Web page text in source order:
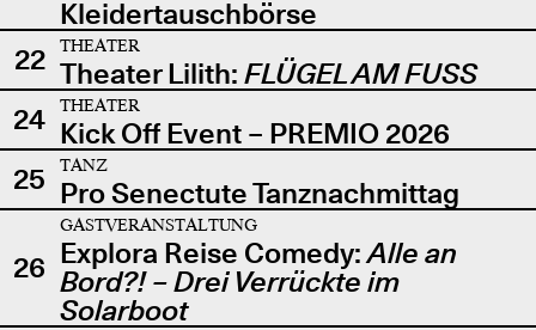
Kleidertauschbörse
22
THEATER
Theater Lilith: FLÜGEL AM FUSS
24
THEATER
Kick Off Event – PREMIO 2026
25
TANZ
Pro Senectute Tanznachmittag
26
GASTVERANSTALTUNG
Explora Reise Comedy:Alle an
Bord?! – Drei Verrückte im
Solarboot